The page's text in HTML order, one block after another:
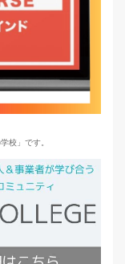
校」です。